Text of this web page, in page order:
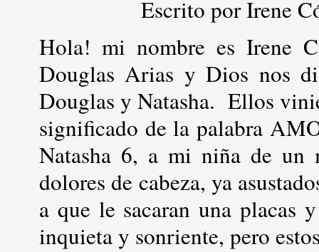
Escrito por Irene
Hola! mi nombre es Irene
Douglas Arias y Dios nos
Douglas y Natasha. Ellos
significado de la palabra
Natasha 6, a mi niña de un
dolores de cabeza, ya
a que le sacaran una placas
inquieta y sonriente, pero